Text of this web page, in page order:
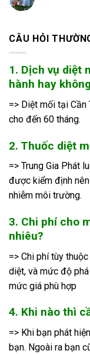
CÂU HỎI
1. Dịch vụ diệt
hành hay
=> Diệt mối tại
cho đến 60 tháng.
2. Thuốc diệt
=> Trung Gia Phát
được kiểm định
nhiễm môi trường.
3. Chi phí cho
nhiêu?
=> Chi phí tùy
diệt, và mức độ
mức giá phù hợp
4. Khi nào thì
=> Khi bạn phát
bạn. Ngoài ra bạn